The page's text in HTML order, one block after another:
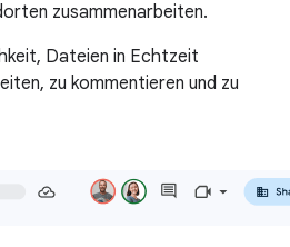
zusammenarbeiten.
Dateien in Echtzeit
zu kommentieren und zu